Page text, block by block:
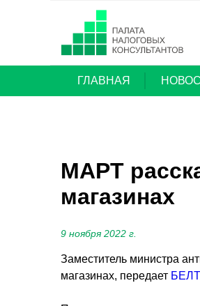
ГЛАВНАЯ
МАРТ
магазинах
9 ноября 2022 г.
Заместитель министра
магазинах, передает